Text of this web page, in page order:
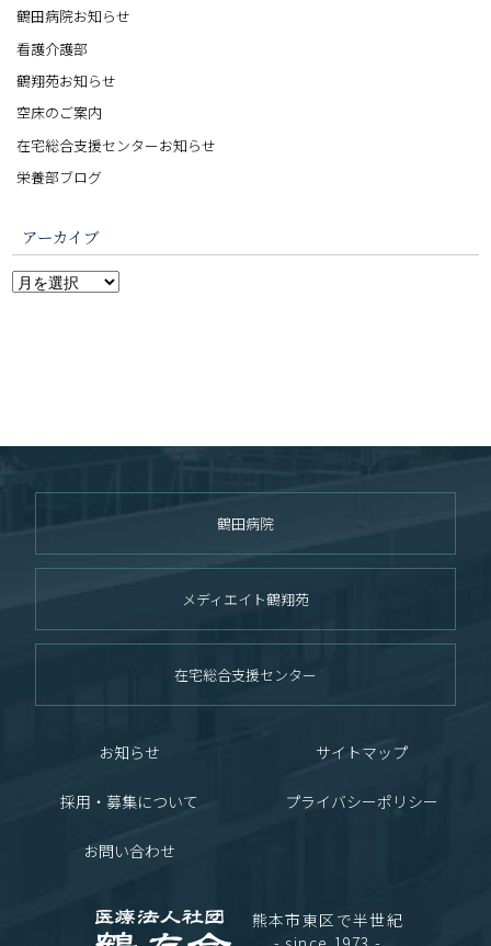
鶴田病院お知らせ
看護介護部
鶴翔苑お知らせ
空床のご案内
在宅総合支援センターお知らせ
栄養部ブログ
アーカイブ
熊本市東区で半世紀
鶴田病院
メディエイト鶴翔苑
在宅総合支援センター
お知らせ サイトマップ
採用・募集について プライバシーポリシー
お問い合わせ